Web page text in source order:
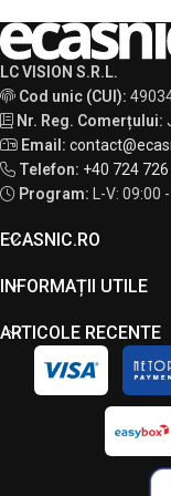
LC VISION S.R.L.
Cod unic (CUI):
Nr. Reg. Comerțului:
Email:
Telefon: +40 724
Program:
L-V: 09:00
ECASNIC.RO
INFORMAȚII UTILE
ARTICOLE RECENTE